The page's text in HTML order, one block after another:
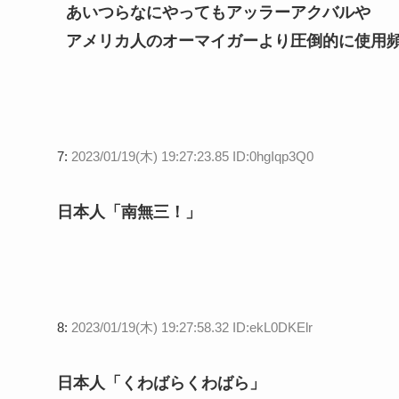
あいつらなにやってもアッラーアクバルや
アメリカ人のオーマイガーより圧倒的に使用
7: 2023/01/19(木) 19:27:23.85 ID:0hgIqp3Q0
日本人「南無三！」
8: 2023/01/19(木) 19:27:58.32 ID:ekL0DKElr
日本人「くわばらくわばら」